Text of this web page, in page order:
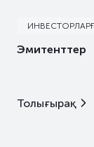
Эмитенттер
Толығырақ